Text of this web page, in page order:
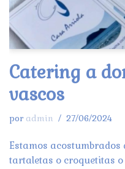
Catering a
vascos
por admin 27/06/2024
Estamos
tartaletas o croquetitas